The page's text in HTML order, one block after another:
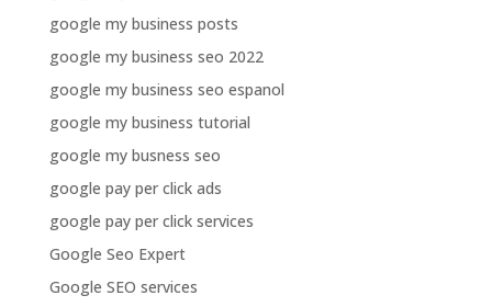
google my business posts
google my business seo 2022
google my business seo espanol
google my business tutorial
google my busness seo
google pay per click ads
google pay per click services
Google Seo Expert
Google SEO services